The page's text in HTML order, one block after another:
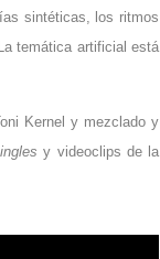
sintéticas, los ritmos
temática artificial está
Kernel y mezclado y
y videoclips de la